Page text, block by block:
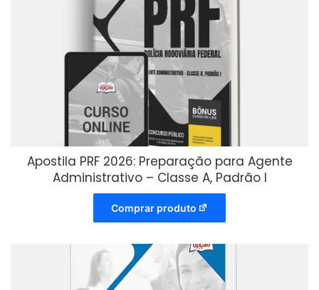
Apostila PRF 2026: Preparação para Agente
Administrativo – Classe A, Padrão I
Comprar produto